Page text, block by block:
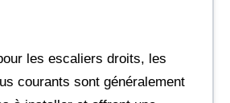
les escaliers droits, les
courants sont généralement